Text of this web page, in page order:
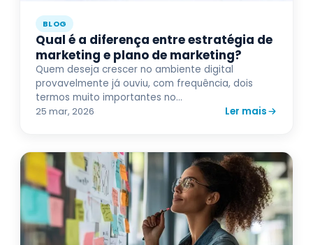
BLOG
Qual é a diferença entre estratégia de
marketing e plano de marketing?
Quem deseja crescer no ambiente digital
provavelmente já ouviu, com frequência, dois
termos muito importantes no...
25 mar, 2026
Ler mais